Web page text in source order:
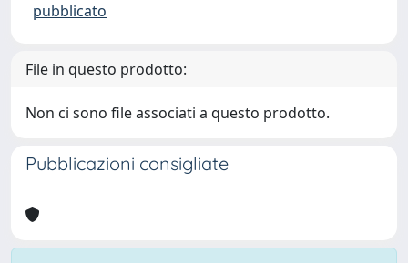
pubblicato
File in questo prodotto:
Non ci sono file associati a questo prodotto.
Pubblicazioni consigliate